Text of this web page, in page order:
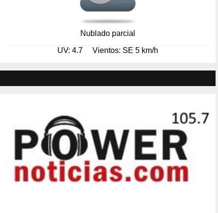
Nublado parcial
UV: 4.7 Vientos: SE 5 km/h